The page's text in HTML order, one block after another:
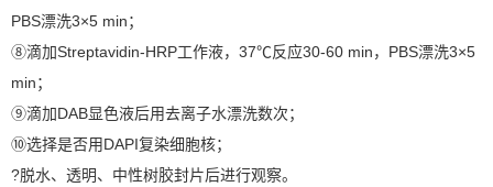
PBS漂洗3×5 min；
⑧滴加Streptavidin-HRP工作液，37℃反应30-60 min，PBS漂洗3×5
min；
⑨滴加DAB显色液后用去离子水漂洗数次；
⑩选择是否用DAPI复染细胞核；
?脱水、透明、中性树胶封片后进行观察。